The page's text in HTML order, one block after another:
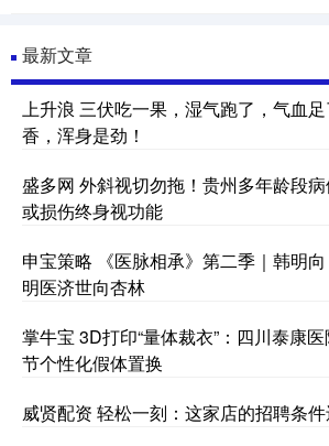
最新文章
上升浪 三伏吃一果，湿气跑了，气血
香，浑身是劲！
盛多网 外斜视切勿拖！贵州多年龄段
或损伤终身视功能
申宝策略 《医脉相承》第二季｜韩明
明医济世向杏林
掌牛宝 3D打印“量体裁衣”：四川泰康
节个性化假体置换
威贤配资 轻松一刻：这家店的招聘条